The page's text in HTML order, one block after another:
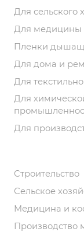
Для сельского
Для медицины
Пленки
Для дома и
Для
Для
Для
Строительство
Сельское
Медицина и
Производство